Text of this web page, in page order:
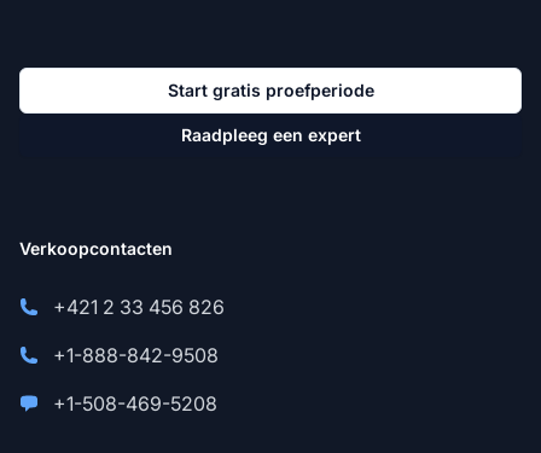
Start gratis proefperiode
Raadpleeg een expert
Verkoopcontacten
+421 2 33 456 826
+1-888-842-9508
+1-508-469-5208